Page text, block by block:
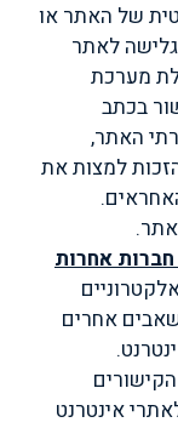
של האתר או
לאתר
מערכת
בכתב
האתר,
למצות את
חברות אחרות
אחרים
אינטרנט